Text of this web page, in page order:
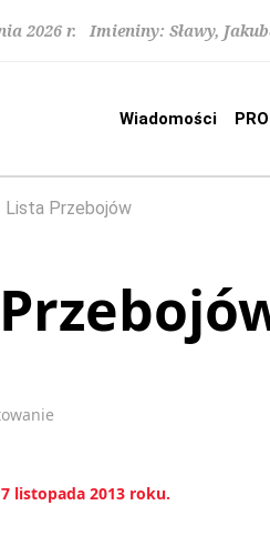
2026 r. Imieniny: Sławy,
Wiadomości
Lista Przebojów
listopada 2013 roku.